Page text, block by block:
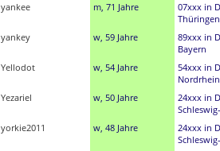
yankee
m, 71 Jahre
07xxx in
Thüringen
yankey
w, 59 Jahre
89xxx in
Bayern
Yellodot
w, 54 Jahre
54xxx in
Yezariel
w, 50 Jahre
24xxx in
yorkie2011
w, 48 Jahre
24xxx in